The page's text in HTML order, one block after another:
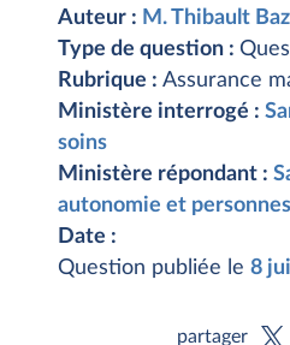
Auteur : M. Thibault
Type de question :
Rubrique : Assurance
Ministère interrogé :
soins
Ministère répondant :
autonomie et
Date :
Question publiée le 8
partager